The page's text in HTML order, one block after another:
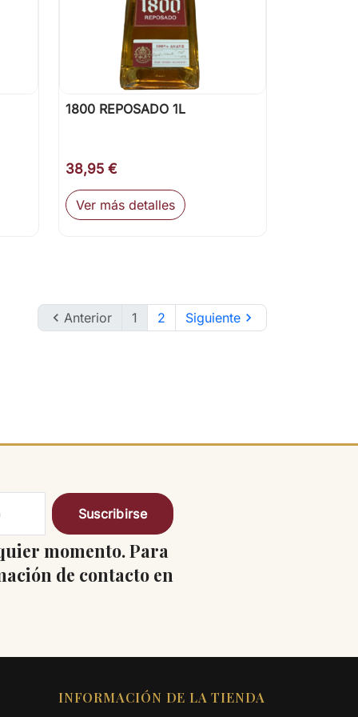
 Vista rápida
1800 REPOSADO 1L
38,95 €
Ver más detalles
 Anterior 1 2 Siguiente
momento. Para
de contacto en
INFORMACIÓN DE LA TIENDA